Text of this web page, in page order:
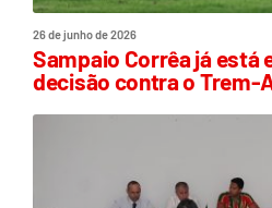
26 de junho de 2026
Sampaio Corrêa já está
decisão contra o Trem-